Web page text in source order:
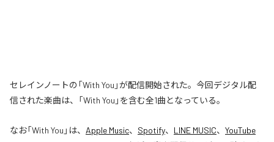
セレインノートの「With You」が配信開始された。今回デジタル配
信された楽曲は、「With You」を含む全1曲となっている。
なお「With You 」は、 Apple Music、 Spotify、 LINE MUSIC、 YouTube